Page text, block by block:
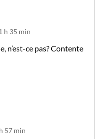
h 35 min
n’est-ce pas? Contente
57 min